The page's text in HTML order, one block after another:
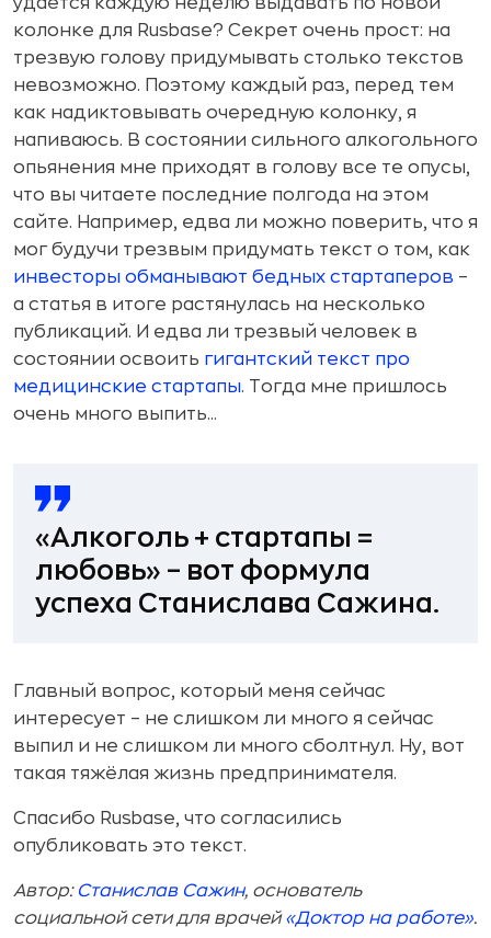
колонке для Rusbase? Секрет очень прост: на
трезвую голову придумывать столько текстов
невозможно. Поэтому каждый раз, перед тем
как надиктовывать очередную колонку, я
напиваюсь. В состоянии сильного алкогольного
опьянения мне приходят в голову все те опусы,
что вы читаете последние полгода на этом
сайте. Например, едва ли можно поверить, что я
мог будучи трезвым придумать текст о том, как
инвесторы обманывают бедных стартаперов –
а статья в итоге растянулась на несколько
публикаций. И едва ли трезвый человек в
состоянии освоить гигантский текст про
медицинские стартапы. Тогда мне пришлось
очень много выпить...
«Алкоголь + стартапы =
любовь» – вот формула
успеха Станислава Сажина.
Главный вопрос, который меня сейчас
интересует – не слишком ли много я сейчас
выпил и не слишком ли много сболтнул. Ну, вот
такая тяжёлая жизнь предпринимателя.
Спасибо Rusbase, что согласились
опубликовать это текст.
Автор: Станислав Сажин, основатель
социальной сети для врачей«Доктор на работе».